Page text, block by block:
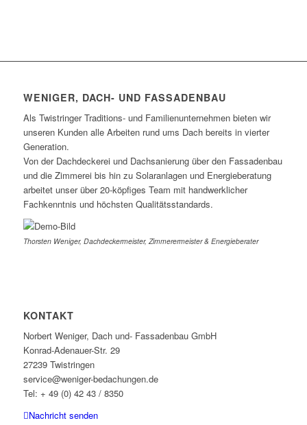
WENIGER, DACH- UND FASSADENBAU
Als Twistringer Traditions- und Familienunternehmen bieten wir
unseren Kunden alle Arbeiten rund ums Dach bereits in vierter
Generation.
Von der Dachdeckerei und Dachsanierung über den Fassadenbau
und die Zimmerei bis hin zu Solaranlagen und Energieberatung
arbeitet unser über 20-köpfiges Team mit handwerklicher
Fachkenntnis und höchsten Qualitätsstandards.
Thorsten Weniger, Dachdeckermeister, Zimmerermeister & Energieberater
KONTAKT
Norbert Weniger, Dach und- Fassadenbau GmbH
Konrad-Adenauer-Str. 29
27239 Twistringen
service@weniger-bedachungen.de
Tel: + 49 (0) 42 43 / 8350
Nachricht senden